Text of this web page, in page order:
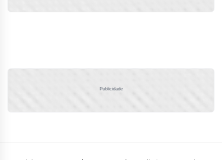
Publicidade